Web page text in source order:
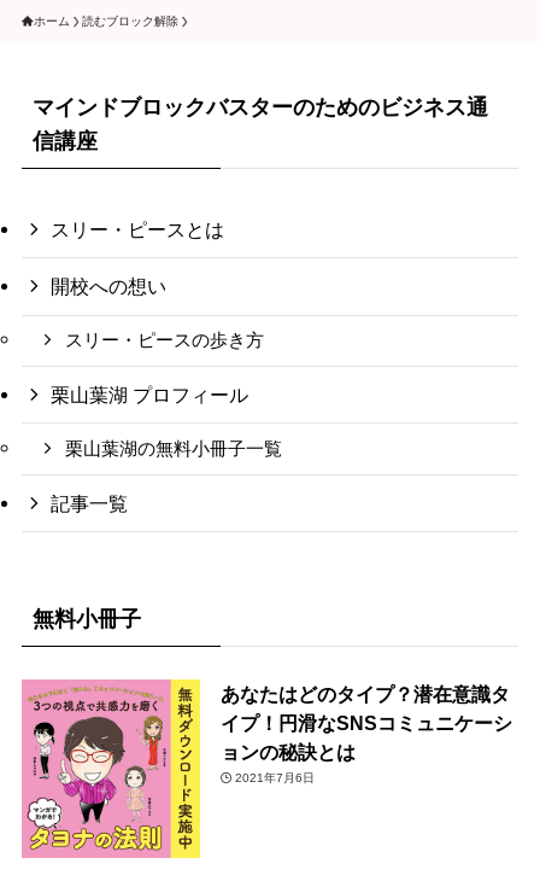
ホーム 読むブロック解除
マインドブロックバスターのためのビジネス通
信講座
スリー・ピースとは
開校への想い
スリー・ピースの歩き方
栗山葉湖 プロフィール
栗山葉湖の無料小冊子一覧
記事一覧
無料小冊子
あなたはどのタイプ？潜在意識タ
イプ！円滑なSNSコミュニケーシ
ョンの秘訣とは
2021年7月6日